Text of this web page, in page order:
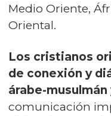
Medio Oriente,
Oriental.
Los cristianos
de conexión y
árabe-
comunicación